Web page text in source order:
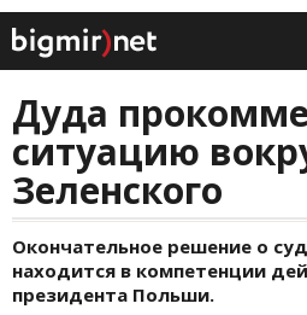
Дуда
ситуацию
Зеленского
Окончательное решение о
находится в компетенции
президента Польши.